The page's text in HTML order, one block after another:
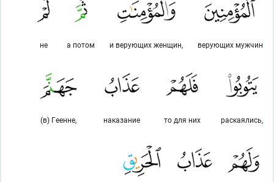
верующих мужчин
и верующих женщин,
а потом
не
раскаялись,
то для них
наказание
(в) Геенне,